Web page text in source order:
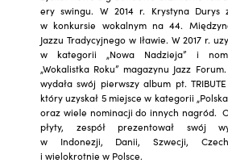
ery swingu. W 2014 r. Krystyna Durys
w konkursie wokalnym na 44.
Jazzu Tradycyjnego w Iławie. W 2017 r.
w kategorii „Nowa Nadzieja” i
„Wokalistka Roku” magazynu Jazz
wydała swój pierwszy album pt. TRIBUTE
który uzyskał 5 miejsce w kategorii
oraz wiele nominacji do innych nagród.
płyty, zespół prezentował swój
w Indonezji, Danii, Szwecji,
i wielokrotnie w Polsce.